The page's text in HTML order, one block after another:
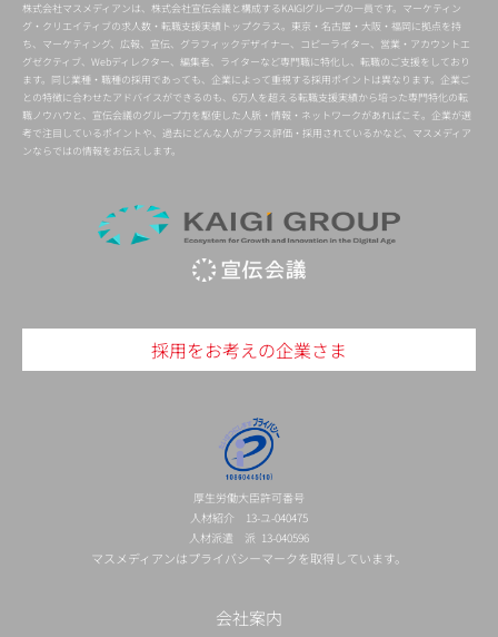
株式会社マスメディアンは、株式会社宣伝会議と構成するKAIGIグループの一員です。マーケティン
グ・クリエイティブの求人数・転職支援実績トップクラス。東京・名古屋・大阪・福岡に拠点を持
ち、マーケティング、広報、宣伝、グラフィックデザイナー、コピーライター、営業・アカウントエ
グゼクティブ、Webディレクター、編集者、ライターなど専門職に特化し、転職のご支援をしており
ます。同じ業種・職種の採用であっても、企業によって重視する採用ポイントは異なります。企業ご
との特徴に合わせたアドバイスができるのも、6万人を超える転職支援実績から培った専門特化の転
職ノウハウと、宣伝会議のグループ力を駆使した人脈・情報・ネットワークがあればこそ。企業が選
考で注目しているポイントや、過去にどんな人がプラス評価・採用されているかなど、マスメディア
ンならではの情報をお伝えします。
採用をお考えの企業さま
厚生労働大臣許可番号
人材紹介 13-ユ-040475
人材派遣 派 13-040596
マスメディアンはプライバシーマークを取得しています。
会社案内